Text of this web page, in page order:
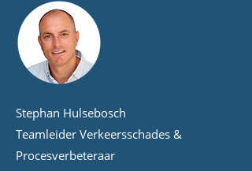
Stephan Hulsebosch
Teamleider Verkeersschades &
Procesverbeteraar